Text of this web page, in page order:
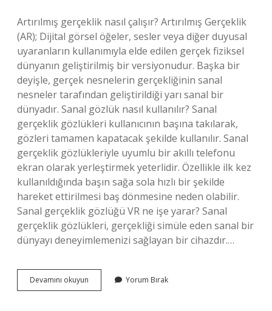
Artırılmış gerçeklik nasıl çalışır? Artırılmış Gerçeklik
(AR); Dijital görsel öğeler, sesler veya diğer duyusal
uyaranların kullanımıyla elde edilen gerçek fiziksel
dünyanın geliştirilmiş bir versiyonudur. Başka bir
deyişle, gerçek nesnelerin gerçekliğinin sanal
nesneler tarafından geliştirildiği yarı sanal bir
dünyadır. Sanal gözlük nasıl kullanılır? Sanal
gerçeklik gözlükleri kullanıcının başına takılarak,
gözleri tamamen kapatacak şekilde kullanılır. Sanal
gerçeklik gözlükleriyle uyumlu bir akıllı telefonu
ekran olarak yerleştirmek yeterlidir. Özellikle ilk kez
kullanıldığında başın sağa sola hızlı bir şekilde
hareket ettirilmesi baş dönmesine neden olabilir.
Sanal gerçeklik gözlüğü VR ne işe yarar? Sanal
gerçeklik gözlükleri, gerçekliği simüle eden sanal bir
dünyayı deneyimlemenizi sağlayan bir cihazdır.…
Devamını okuyun Artırılmış
Gerçeklik
Yorum Bırak